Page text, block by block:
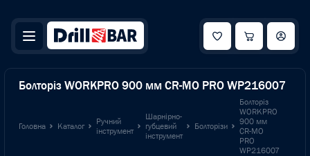
Болторіз WORKPRO 900 мм CR-MO PRO WP216007
Головна Каталог
Ручний
інструмент
Шарнірно-
губцевий
інструмент
Болторізи
Болторіз
WORKPRO
900 мм
CR-MO
PRO
WP216007